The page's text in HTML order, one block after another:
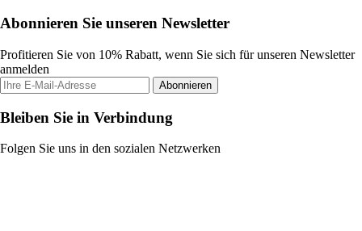
Abonnieren Sie unseren Newsletter
Profitieren Sie von 10% Rabatt, wenn Sie sich für unseren Newsletter
anmelden
Abonnieren
Bleiben Sie in Verbindung
Folgen Sie uns in den sozialen Netzwerken